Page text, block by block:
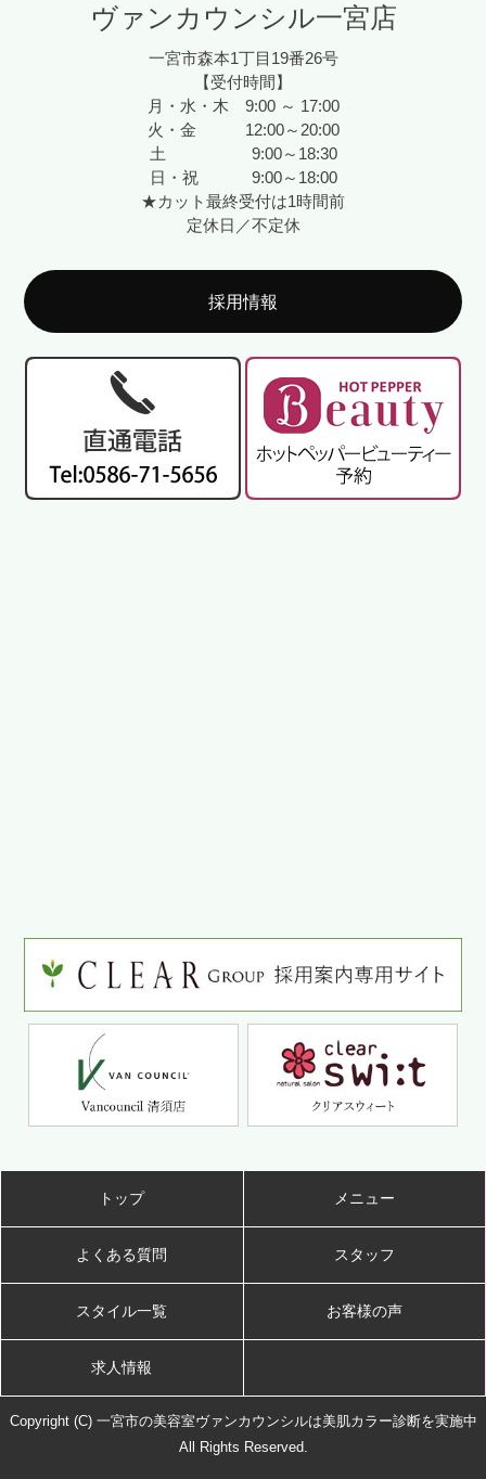
ヴァンカウンシル一宮店
一宮市森本1丁目19番26号
【受付時間】
月・水・木 9:00 ～ 17:00
火・金 12:00～20:00
土 9:00～18:30
日・祝 9:00～18:00
★カット最終受付は1時間前
定休日／不定休
採用情報
トップ メニュー
よくある質問 スタッフ
スタイル一覧 お客様の声
求人情報
Copyright (C) 一宮市の美容室ヴァンカウンシルは美肌カラー診断を実施中
All Rights Reserved.